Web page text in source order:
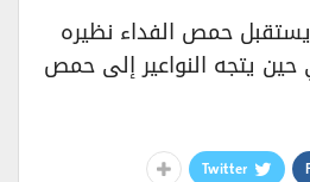
حمص الفداء نظيره
يتجه النواعير إلى حمص
Twitter